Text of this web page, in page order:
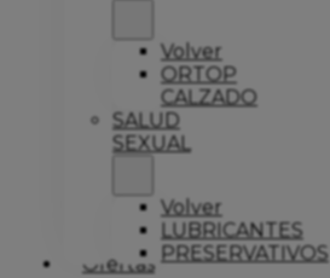
Volver
ORTOP
CALZADO
SALUD
SEXUAL
Volver
LUBRICANTES
PRESERVATIVOS
Ofertas